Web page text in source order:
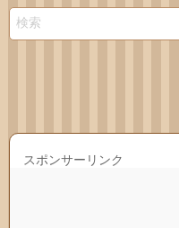
スポンサーリンク